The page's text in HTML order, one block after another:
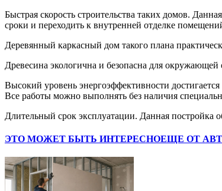
Быстрая скорость строительства таких домов.
сроки и переходить к внутренней отделке
Деревянный каркасный дом такого плана
Древесина экологична и безопасна для окружающей
Высокий уровень энергоэффективности
Все работы можно выполнять без наличия
Длительный срок эксплуатации. Данная постройка
ЭТО МОЖЕТ БЫТЬ ИНТЕРЕСНОЕЩЕ ОТ